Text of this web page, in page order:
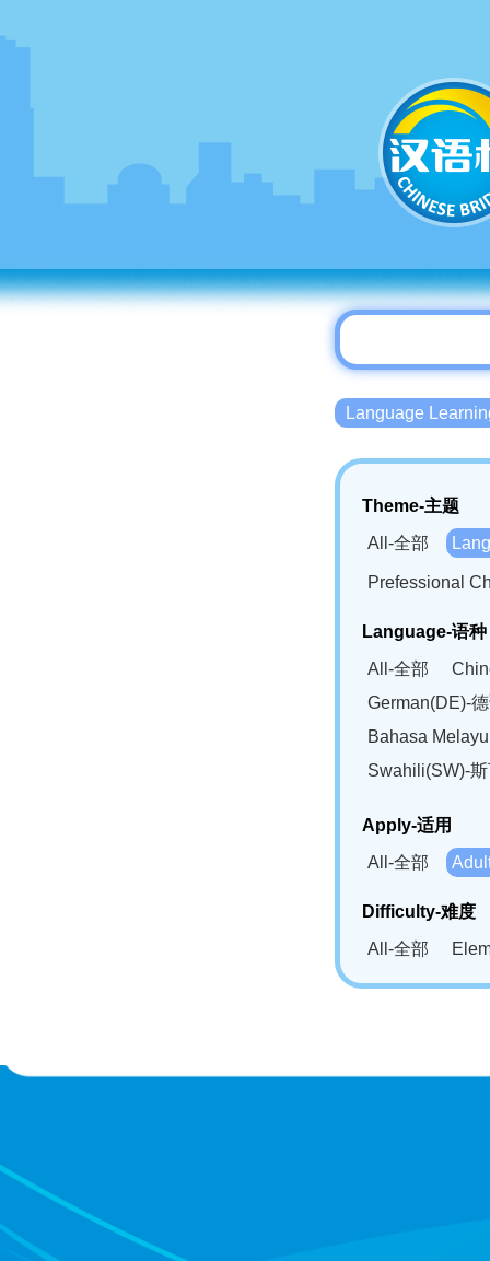
Language
Theme-主题
All-全部
Prefessional
Language-语种
All-全部
German(DE)-
Bahasa
Swahili(SW)-
Apply-适用
All-全部
Difficulty-难度
All-全部